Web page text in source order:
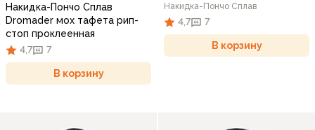
Накидка-Пончо Сплав
Dromader мох тафета рип-
стоп проклеенная
4,7
7
В корзину
Накидка-Пончо Сплав
4,7 7
В корзину